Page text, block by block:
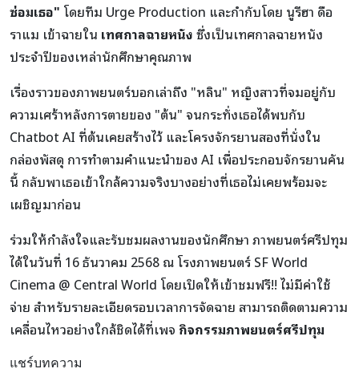
ซ่อมเธอ" โดยทีม Urge Production และกำกับโดย นูรีฮา ดือ
ราแม เข้าฉายใน เทศกาลฉายหนังซึ่งเป็นเทศกาลฉายหนัง
ประจำปีของเหล่านักศึกษาคุณภาพ
เรื่องราวของภาพยนตร์บอกเล่าถึง "หลิน" หญิงสาวที่จมอยู่กับ
ความเศร้าหลังการตายของ "ต้น" จนกระทั่งเธอได้พบกับ
Chatbot AI ที่ต้นเคยสร้างไว้ และโครงจักรยานสองที่นั่งใน
กล่องพัสดุ การทำตามคำแนะนำของ AI เพื่อประกอบจักรยานคัน
นี้ กลับพาเธอเข้าใกล้ความจริงบางอย่างที่เธอไม่เคยพร้อมจะ
เผชิญมาก่อน
ร่วมให้กำลังใจและรับชมผลงานของนักศึกษาภาพยนตร์ศรีปทุม
ได้ในวันที่ 16 ธันวาคม 2568 ณ โรงภาพยนตร์ SF World
Cinema @ Central World โดยเปิดให้เข้าชมฟรี!! ไม่มีค่าใช้
จ่าย สำหรับรายละเอียดรอบเวลาการจัดฉาย สามารถติดตามความ
เคลื่อนไหวอย่างใกล้ชิดได้ที่เพจ กิจกรรมภาพยนตร์ศรีปทุม
แชร์บทความ